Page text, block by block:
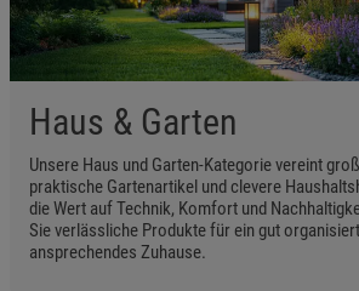
Haus & Garten
Unsere Haus und Garten-Kategorie vereint
praktische Gartenartikel und clevere
die Wert auf Technik, Komfort und
Sie verlässliche Produkte für ein gut
ansprechendes Zuhause.